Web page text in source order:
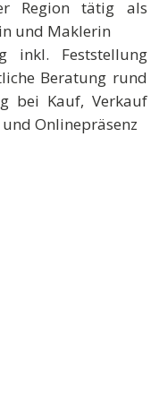
Region tätig als
und Maklerin
inkl. Feststellung
Beratung rund
bei Kauf, Verkauf
Onlinepräsenz